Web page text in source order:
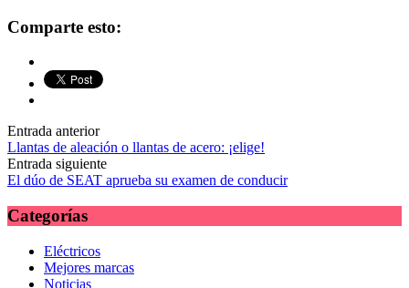
Comparte esto:
Navegación
de
las
entradas
Entrada anterior
Llantas de aleación o llantas de acero: ¡elige!
Entrada siguiente
El dúo de SEAT aprueba su examen de conducir
Categorías
Eléctricos
Mejores marcas
Noticias